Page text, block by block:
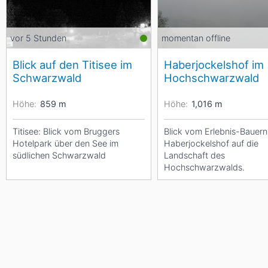
vor 5 Stunden
Blick auf den Titisee im
Schwarzwald
Höhe: 859 m
Titisee: Blick vom Bruggers
Hotelpark über den See im
südlichen Schwarzwald
momentan offline
Haberjockelshof im
Hochschwarzwald
Höhe: 1,016 m
Blick vom Erlebnis-
Haberjockelshof auf die
Landschaft des
Hochschwarzwalds.